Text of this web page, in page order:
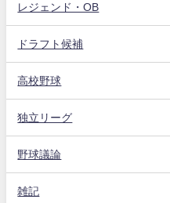
レジェンド・OB
ドラフト候補
高校野球
独立リーグ
野球議論
雑記